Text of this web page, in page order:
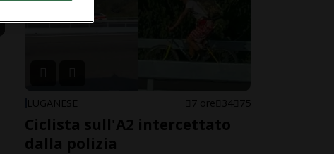
LUGANESE 7 ore 34 75
Ciclista sull'A2 intercettato
dalla polizia